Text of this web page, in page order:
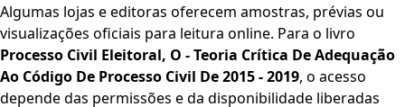
Algumas lojas e editoras oferecem amostras, prévias ou
visualizações oficiais para leitura online. Para o livro
Processo Civil Eleitoral, O - Teoria Crítica De Adequação
Ao Código De Processo Civil De 2015 - 2019, o acesso
depende das permissões e da disponibilidade liberadas